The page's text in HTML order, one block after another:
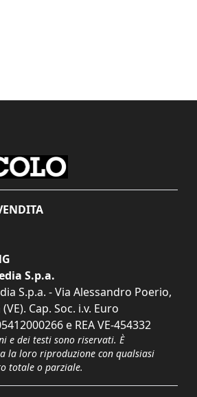
S.p.a.
S.p.a. - Via Alessandro Poerio,
Cap. Soc. i.v. Euro
e REA VE-454332
e dei testi sono riservati. È
la loro riproduzione con qualsiasi
totale o parziale.